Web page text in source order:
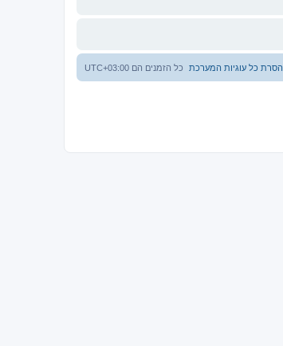
כל הזמנים הם UTC+03:00 הסרת כל עוגיות המערכת